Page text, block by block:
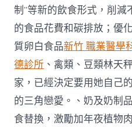
制”等新的飲食形式，削減
的食品花費和碳排放；優
質卵白食品新竹 職業醫學
德診所 、禽類、豆類林天
家，已經決定要用她自己
的三角戀愛。、奶及奶制
食替換，激勵加年夜植物